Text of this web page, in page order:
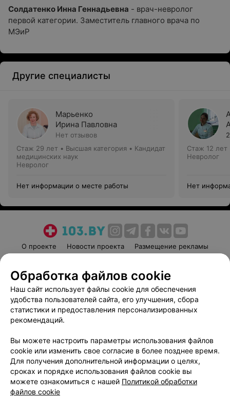
Солдатенко Инна Геннадьевна - врач-невролог
первой категории. Заместитель главного врача по
МЭиР
Другие специалисты
Марьенко
Ирина Павловна
Нет отзывов
Стаж 29 лет • Высшая категория • Кандидат
медицинских наук
Невролог
Нет информации о месте работы
Стаж 12 лет
Невролог
Нет
О проекте Новости проекта
Размещение рекламы
Пользовательское соглашение
Способы оплаты
Вакансии
Партнеры
Написать руководителю 103.by
Обработка персональных данных
Обработка файлов cookie
Наш сайт использует файлы cookie для обеспечения
удобства пользователей сайта, его улучшения, сбора
статистики и предоставления персонализированных
рекомендаций.
Вы можете настроить параметры использования файлов
cookie или изменить свое согласие в более позднее время.
Для получения дополнительной информации о целях,
сроках и порядке использования файлов cookie вы
можете ознакомиться с нашей Политикой обработки
файлов cookie